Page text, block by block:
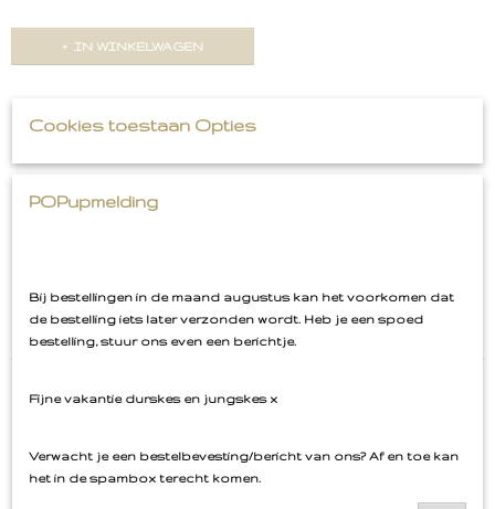
IN WINKELWAGEN
Rood Oranje
Ook interessant
Cookies toestaan Opties
POPupmelding
Bij bestellingen in de maand augustus kan het voorkomen dat
de bestelling iets later verzonden wordt. Heb je een spoed
bestelling, stuur ons even een berichtje.
Fijne vakantie durskes en jungskes x
Verwacht je een bestelbevesting/bericht van ons? Af en toe kan
het in de spambox terecht komen.